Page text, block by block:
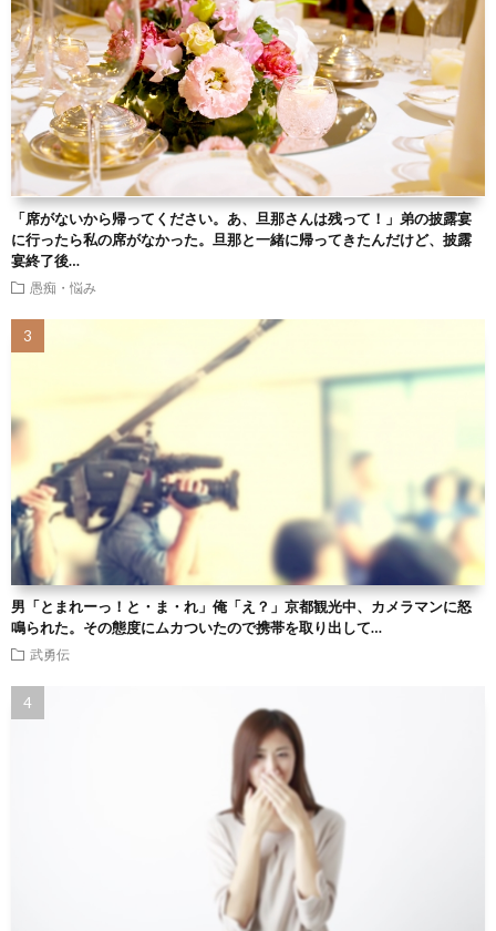
「席がないから帰ってください。あ、旦那さんは残って！」弟の披露宴
に行ったら私の席がなかった。旦那と一緒に帰ってきたんだけど、披露
宴終了後…
愚痴・悩み
男「とまれーっ！と・ま・れ」俺「え？」京都観光中、カメラマンに怒
鳴られた。その態度にムカついたので携帯を取り出して…
武勇伝